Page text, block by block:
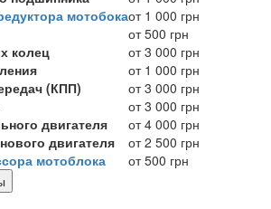
мотобокаот 1 000 грн
от 500 грн
колец
от 3 000 грн
от 1 000 грн
(КПП)
от 3 000 грн
от 3 000 грн
двигателя
от 4 000 грн
двигателя
от 2 500 грн
мотоблока
от 500 грн